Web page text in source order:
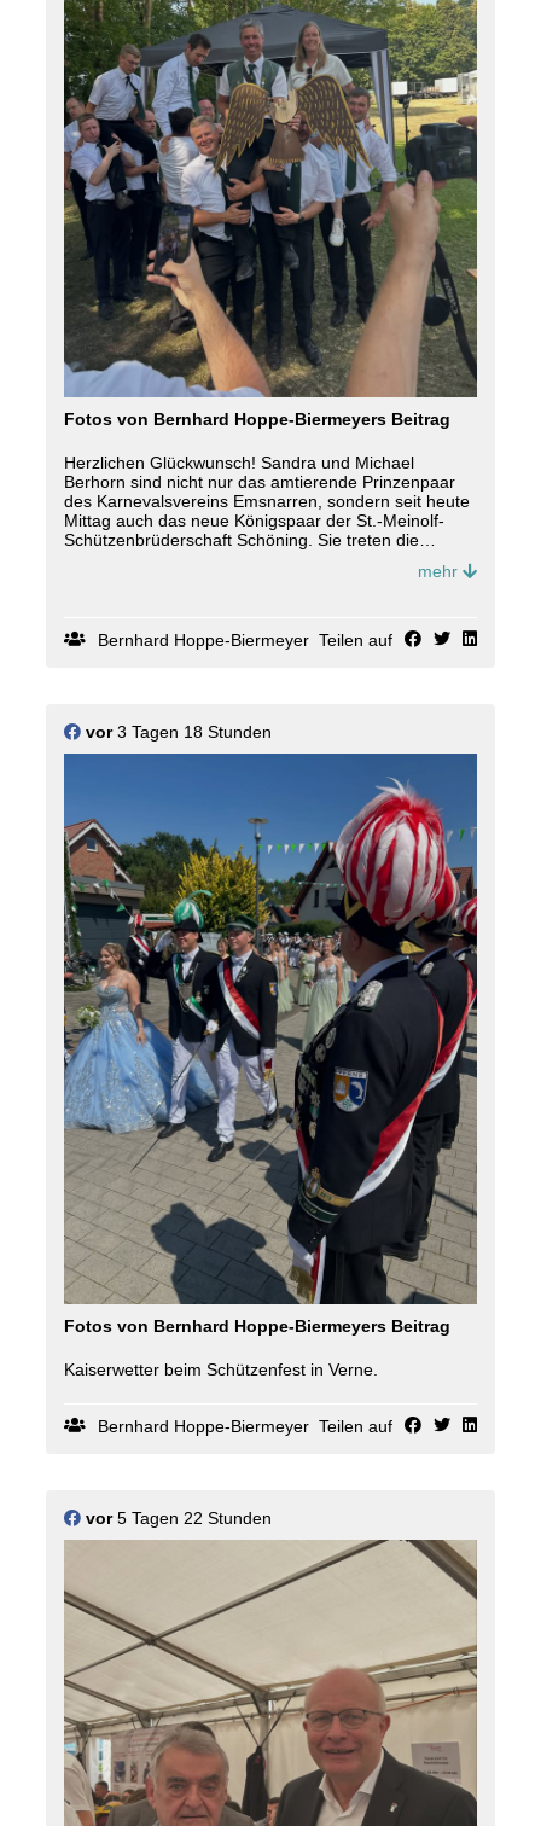
Fotos von Bernhard Hoppe-Biermeyers Beitrag
Herzlichen Glückwunsch! Sandra und Michael
Berhorn sind nicht nur das amtierende Prinzenpaar
des Karnevalsvereins Emsnarren, sondern seit heute
Mittag auch das neue Königspaar der St.-Meinolf-
Schützenbrüderschaft Schöning. Sie treten die
an, die heute Morgen beim Schützenfrühstück ihre
Schöning bekannt.
mehr
Bernhard Hoppe-Biermeyer Teilen auf
vor3 Tagen 18 Stunden
Fotos von Bernhard Hoppe-Biermeyers Beitrag
Kaiserwetter beim Schützenfest in Verne.
Bernhard Hoppe-Biermeyer Teilen auf
vor5 Tagen 22 Stunden